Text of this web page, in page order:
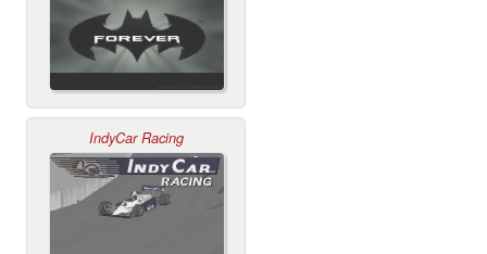
IndyCar Racing